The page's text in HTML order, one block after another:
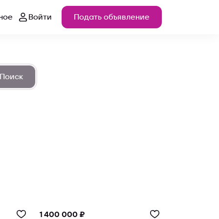
Войти Подать объявление
Поиск
1 400 000 ₽